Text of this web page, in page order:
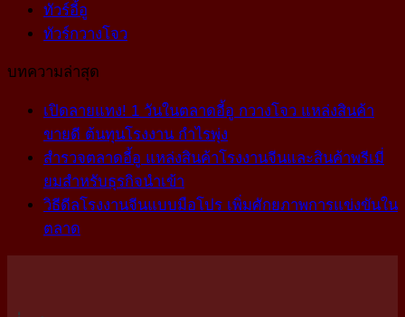
ทัวร์อี้อู
ทัวร์กวางโจว
บทความล่าสุด
เปิดลายแทง! 1 วันในตลาดอี้อู กวางโจว แหล่งสินค้า
ขายดี ต้นทุนโรงงาน กำไรพุ่ง
สำรวจตลาดอี้อู แหล่งสินค้าโรงงานจีนและสินค้าพรีเมี่
ยมสำหรับธุรกิจนำเข้า
วิธีดีลโรงงานจีนแบบมือโปร เพิ่มศักยภาพการแข่งขันใน
ตลาด